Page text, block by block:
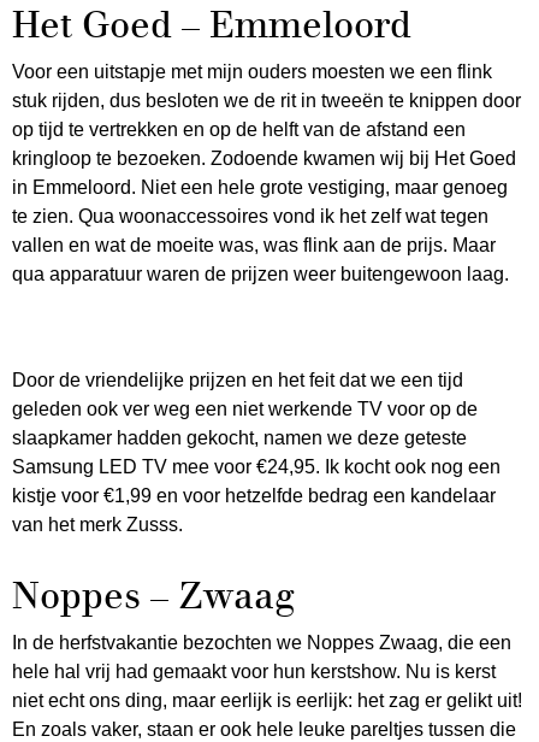
Het Goed – Emmeloord
Voor een uitstapje met mijn ouders moesten we een flink
stuk rijden, dus besloten we de rit in tweeën te knippen door
op tijd te vertrekken en op de helft van de afstand een
kringloop te bezoeken. Zodoende kwamen wij bij Het Goed
in Emmeloord. Niet een hele grote vestiging, maar genoeg
te zien. Qua woonaccessoires vond ik het zelf wat tegen
vallen en wat de moeite was, was flink aan de prijs. Maar
qua apparatuur waren de prijzen weer buitengewoon laag.
Door de vriendelijke prijzen en het feit dat we een tijd
geleden ook ver weg een niet werkende TV voor op de
slaapkamer hadden gekocht, namen we deze geteste
Samsung LED TV mee voor €24,95. Ik kocht ook nog een
kistje voor €1,99 en voor hetzelfde bedrag een kandelaar
van het merk Zusss.
Noppes – Zwaag
In de herfstvakantie bezochten we Noppes Zwaag, die een
hele hal vrij had gemaakt voor hun kerstshow. Nu is kerst
niet echt ons ding, maar eerlijk is eerlijk: het zag er gelikt uit!
En zoals vaker, staan er ook hele leuke pareltjes tussen die